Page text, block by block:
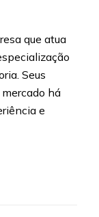
que atua
Seus
há
e